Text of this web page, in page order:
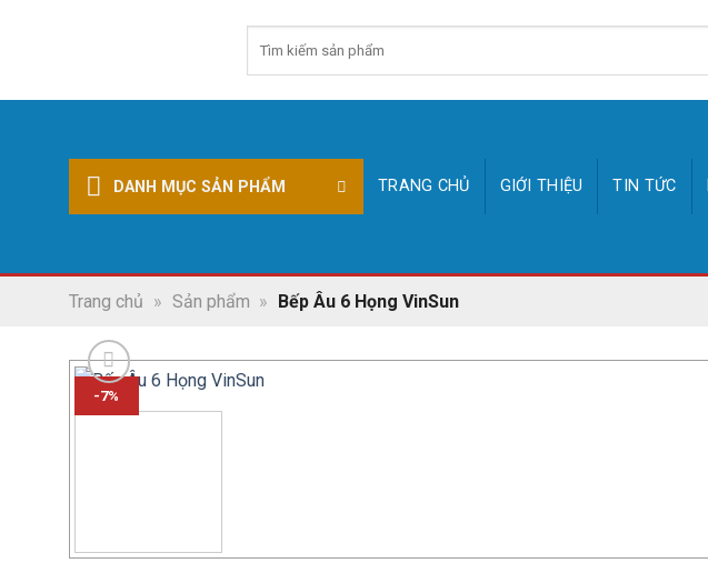
kiếm:
DANH MỤC SẢN PHẨM TRANG CHỦ GIỚI THIỆU TIN TỨC
Trang chủ » Sản phẩm » Bếp Âu 6 Họng VinSun
-7%